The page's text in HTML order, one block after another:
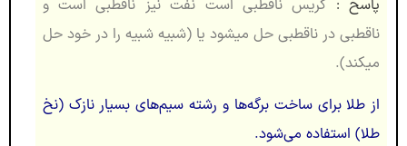
پاسخ : گریس ناقطبی است نفت نیز ناقطبی است و
ناقطبی در ناقطبی حل می‏شود یا (شبیه شبیه را در خود حل
می‏کند).
از طلا برای ساخت برگه‌‏ها و رشته سیم‌‏های بسیار نازک (نخ
طلا) استفاده می‌‏شود.